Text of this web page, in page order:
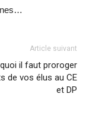
Article suivant
il faut proroger
de vos élus au CE
et DP